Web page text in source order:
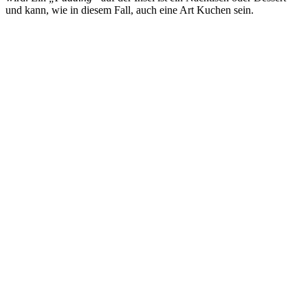
und kann, wie in diesem Fall, auch eine Art Kuchen sein.